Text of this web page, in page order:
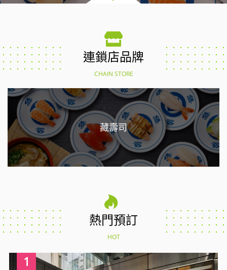
連鎖店品牌
CHAIN STORE
藏壽司
熱門預訂
HOT
1